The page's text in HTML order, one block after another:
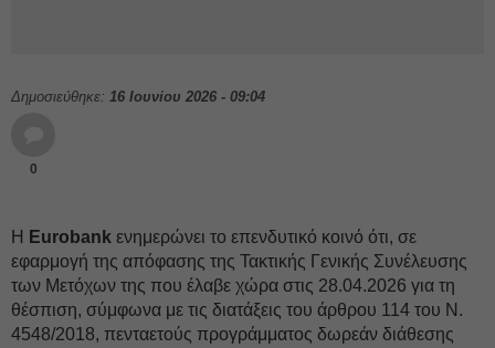
Δημοσιεύθηκε: 16 Ιουνίου 2026 - 09:04
0
Η Eurobank ενημερώνει το επενδυτικό κοινό ότι, σε
εφαρμογή της απόφασης της Τακτικής Γενικής Συνέλευσης
των Μετόχων της που έλαβε χώρα στις 28.04.2026 για τη
θέσπιση, σύμφωνα με τις διατάξεις του άρθρου 114 του Ν.
4548/2018, πενταετούς προγράμματος δωρεάν διάθεσης